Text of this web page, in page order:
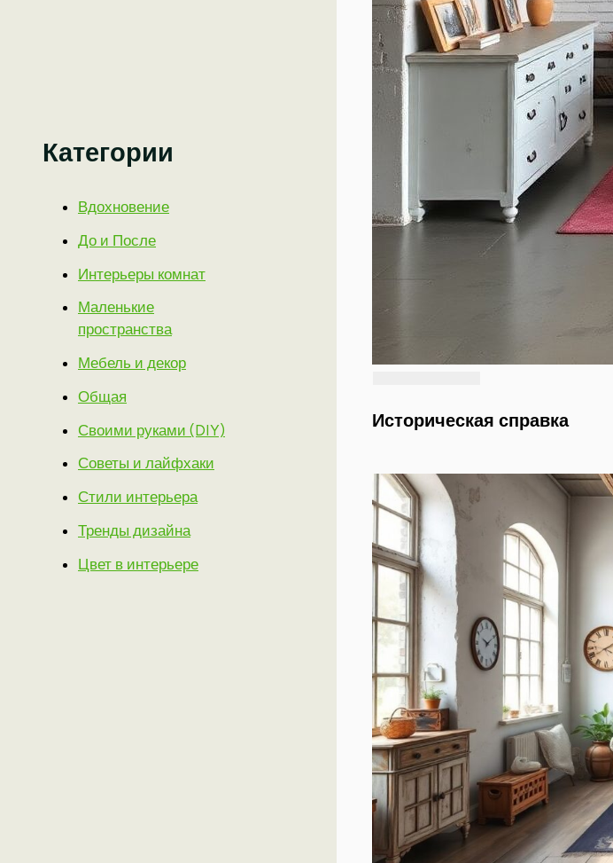
Категории
Вдохновение
До и После
Интерьеры комнат
Маленькие
пространства
Мебель и декор
Общая
Своими руками (DIY)
Советы и лайфхаки
Стили интерьера
Тренды дизайна
Цвет в интерьере
Историческая справка